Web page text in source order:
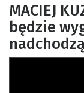
MACIEJ
będzie